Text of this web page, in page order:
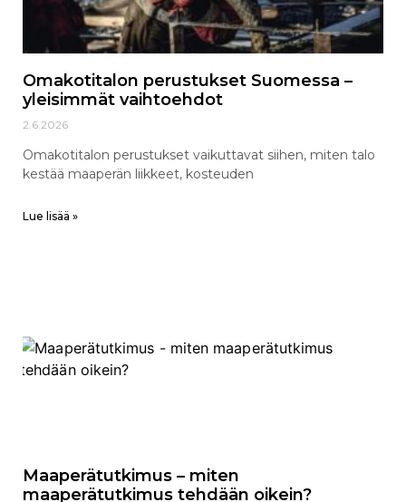
Omakotitalon perustukset Suomessa –
yleisimmät vaihtoehdot
2.6.2026
Omakotitalon perustukset vaikuttavat siihen, miten talo
kestää maaperän liikkeet, kosteuden
Lue lisää »
Maaperätutkimus – miten
maaperätutkimus tehdään oikein?